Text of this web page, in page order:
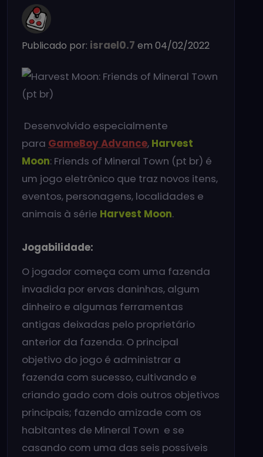
Publicado por: israel0.7 em 04/02/2022
Desenvolvido especialmente
para GameBoy Advance, Harvest
Moon: Friends of Mineral Town (pt br) é
um jogo eletrônico que traz novos itens,
eventos, personagens, localidades e
animais à série Harvest Moon.
Jogabilidade:
O jogador começa com uma fazenda
invadida por ervas daninhas, algum
dinheiro e algumas ferramentas
antigas deixadas pelo proprietário
anterior da fazenda. O principal
objetivo do jogo é administrar a
fazenda com sucesso, cultivando e
criando gado com dois outros objetivos
principais; fazendo amizade com os
habitantes de Mineral Town e se
casando com uma das seis possíveis